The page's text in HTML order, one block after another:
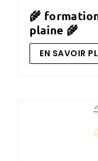
🌾 formation maec à la maison de la
plaine 🌾
EN SAVOIR